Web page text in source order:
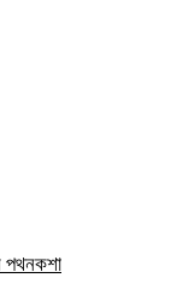
পথনকশা